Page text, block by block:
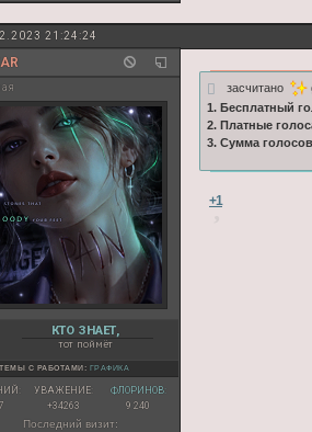
21:24:24
КТО ЗНАЕТ,
тот поймёт
ТЕМЫ С РАБОТАМИ: ГРАФИКА
УВАЖЕНИЕ:
+34263
ФЛОРИНОВ:
9 240
Последний визит:
засчитано
1. Бесплатный
2. Платные
3. Сумма
+1